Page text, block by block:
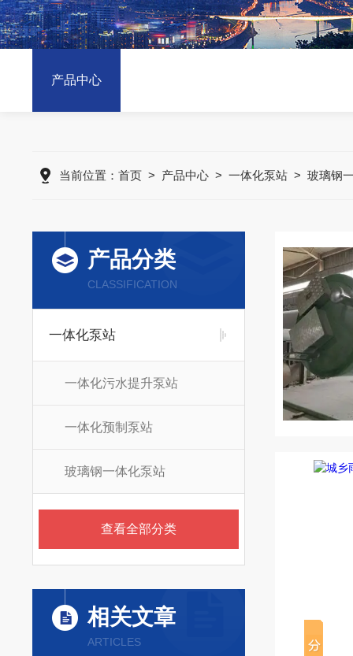
产品中心
当前位置： 首页> 产品中心> 一体化泵站> 玻璃钢
产品分类
CLASSIFICATION
一体化泵站
一体化污水提升泵站
一体化预制泵站
玻璃钢一体化泵站
查看全部分类
相关文章
ARTICLES